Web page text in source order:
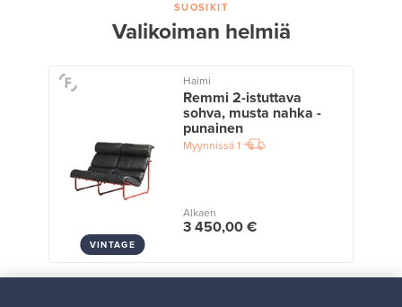
SUOSIKIT
Valikoiman helmiä
VINTAGE
Haimi
Remmi 2-istuttava
sohva, musta nahka -
punainen
Myynnissä1
Alkaen
3 450,00 €